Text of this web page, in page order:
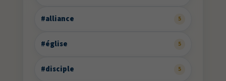
#alliance 5
#église 5
#disciple 5